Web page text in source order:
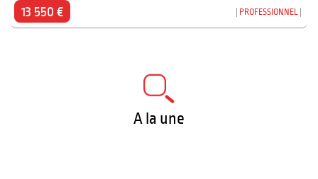
13 550 € PROFESSIONNEL
A la une